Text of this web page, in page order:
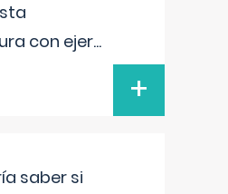
con ejer...
+
saber si